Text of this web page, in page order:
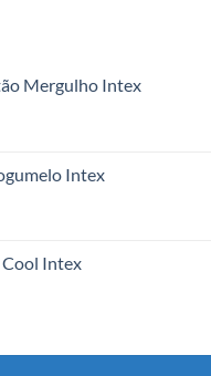
Mergulho Intex
Intex
Intex